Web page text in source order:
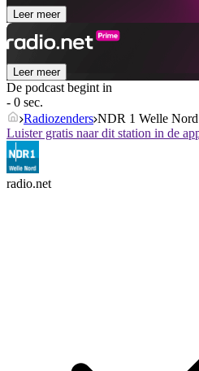
Leer meer
Leer meer
De podcast begint in
- 0 sec.
Radiozenders NDR 1 Welle
Luister gratis naar dit station in de
radio.net